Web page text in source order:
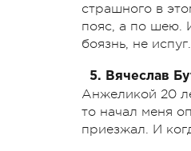
страшного в
пояс, а по шею.
боязнь, не
5. Вячеслав
Анжеликой 20
то начал меня
приезжал. И